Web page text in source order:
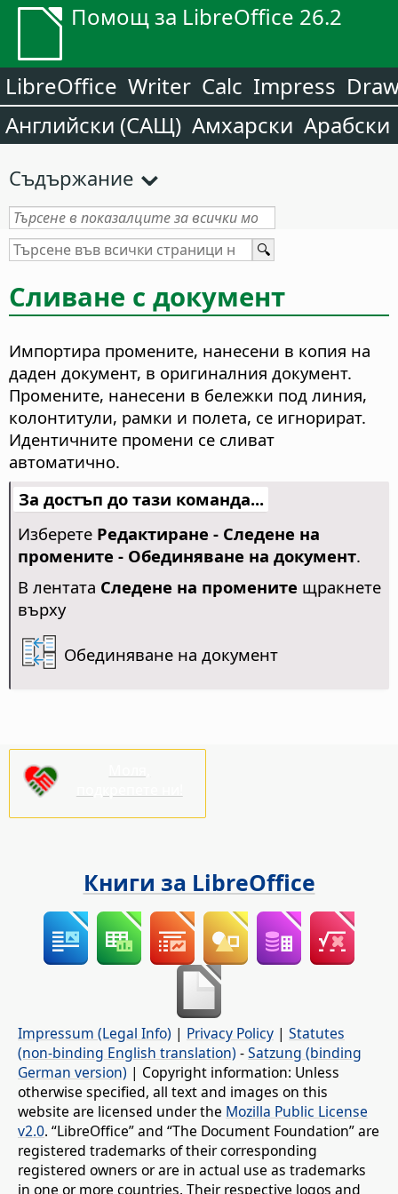
Помощ за LibreOffice 26.2
LibreOffice Writer Calc Impress
Английски (САЩ) Амхарски Арабски
Съдържание
Сливане с документ
Импортира промените, нанесени в копия на
даден документ, в оригиналния документ.
Промените, нанесени в бележки под линия,
колонтитули, рамки и полета, се игнорират.
Идентичните промени се сливат
автоматично.
За достъп до тази команда...
Изберете Редактиране - Следене на
промените - Обединяване на документ.
В лентата Следене на промените щракнете
върху
Обединяване на документ
Книги за LibreOffice
Impressum (Legal Info) | Privacy Policy | Statutes
(non-binding English translation) -Satzung (binding
German version) | Copyright information: Unless
otherwise specified, all text and images on this
website are licensed under the Mozilla Public License
v2.0. “LibreOffice” and “The Document Foundation” are
registered trademarks of their corresponding
registered owners or are in actual use as trademarks
in one or more countries. Their respective logos and